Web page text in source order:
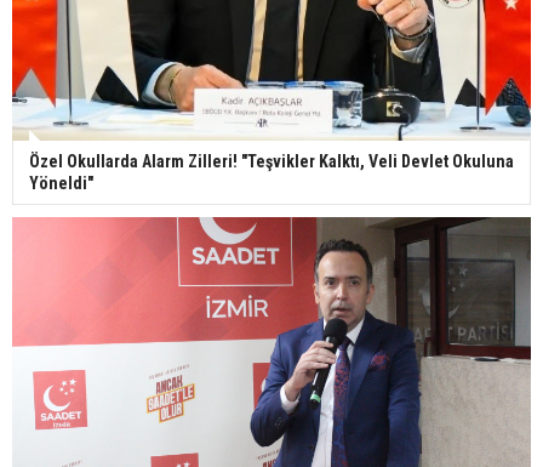
Özel Okullarda Alarm Zilleri! "Teşvikler Kalktı, Veli Devlet Okuluna
Yöneldi"